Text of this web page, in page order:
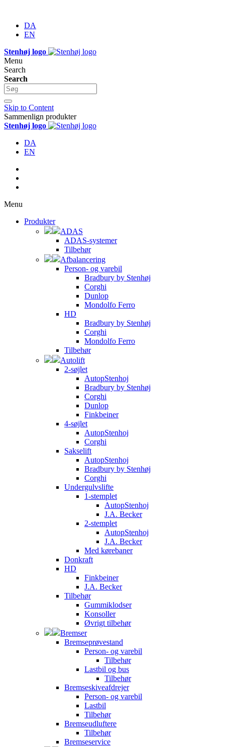
DA
EN
Stenhøj logo
Menu
Search
Search
Skip to Content
Sammenlign produkter
Stenhøj logo
DA
EN
Menu
Produkter
ADAS
ADAS-systemer
Tilbehør
Afbalancering
Person- og varebil
Bradbury by Stenhøj
Corghi
Dunlop
Mondolfo Ferro
HD
Bradbury by Stenhøj
Corghi
Mondolfo Ferro
Tilbehør
Autolift
2-søjlet
AutopStenhoj
Bradbury by Stenhøj
Corghi
Dunlop
Finkbeiner
4-søjlet
AutopStenhoj
Corghi
Sakselift
AutopStenhoj
Bradbury by Stenhøj
Corghi
Undergulvslifte
1-stemplet
AutopStenhoj
J.A. Becker
2-stemplet
AutopStenhoj
J.A. Becker
Med kørebaner
Donkraft
HD
Finkbeiner
J.A. Becker
Tilbehør
Gummiklodser
Konsoller
Øvrigt tilbehør
Bremser
Bremseprøvestand
Person- og varebil
Tilbehør
Lastbil og bus
Tilbehør
Bremseskiveafdrejer
Person- og varebil
Lastbil
Tilbehør
Bremseudluftere
Tilbehør
Bremseservice